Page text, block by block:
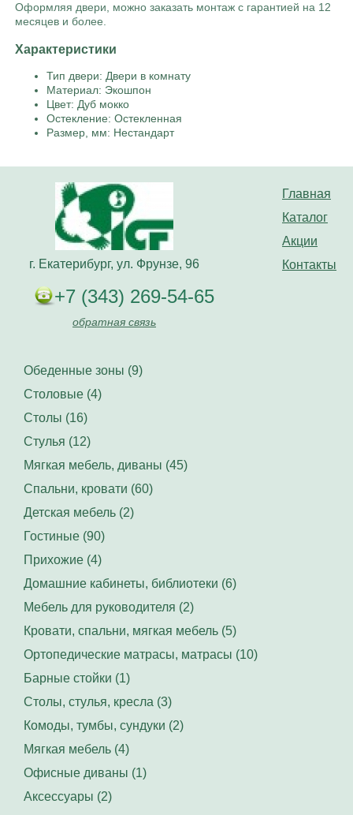
Оформляя двери, можно заказать монтаж с гарантией на 12
месяцев и более.
Характеристики
Тип двери: Двери в комнату
Материал: Экошпон
Цвет: Дуб мокко
Остекление: Остекленная
Размер, мм: Нестандарт
Главная
Каталог
Акции
Контакты
г. Екатерибург, ул. Фрунзе, 96
+7 (343) 269-54-65
обратная связь
Обеденные зоны (9)
Столовые (4)
Столы (16)
Стулья (12)
Мягкая мебель, диваны (45)
Спальни, кровати (60)
Детская мебель (2)
Гостиные (90)
Прихожие (4)
Домашние кабинеты, библиотеки (6)
Мебель для руководителя (2)
Кровати, спальни, мягкая мебель (5)
Ортопедические матрасы, матрасы (10)
Барные стойки (1)
Столы, стулья, кресла (3)
Комоды, тумбы, сундуки (2)
Мягкая мебель (4)
Офисные диваны (1)
Аксессуары (2)